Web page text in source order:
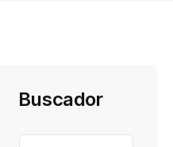
Buscador